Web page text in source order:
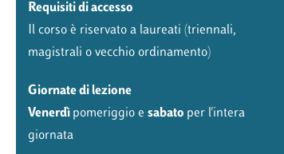
Requisiti di accesso
Il corso è riservato a laureati (triennali,
magistrali o vecchio ordinamento)
Giornate di lezione
Venerdì pomeriggio e sabato per l'intera
giornata